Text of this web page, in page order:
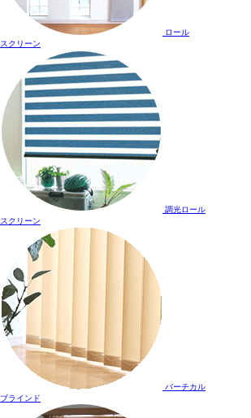
ロール
スクリーン
調光ロール
スクリーン
バーチカル
ブラインド